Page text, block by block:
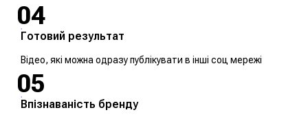
04
Готовий результат
Відео, які можна одразу публікувати в інші соц мережі
05
Впізнаваність бренду